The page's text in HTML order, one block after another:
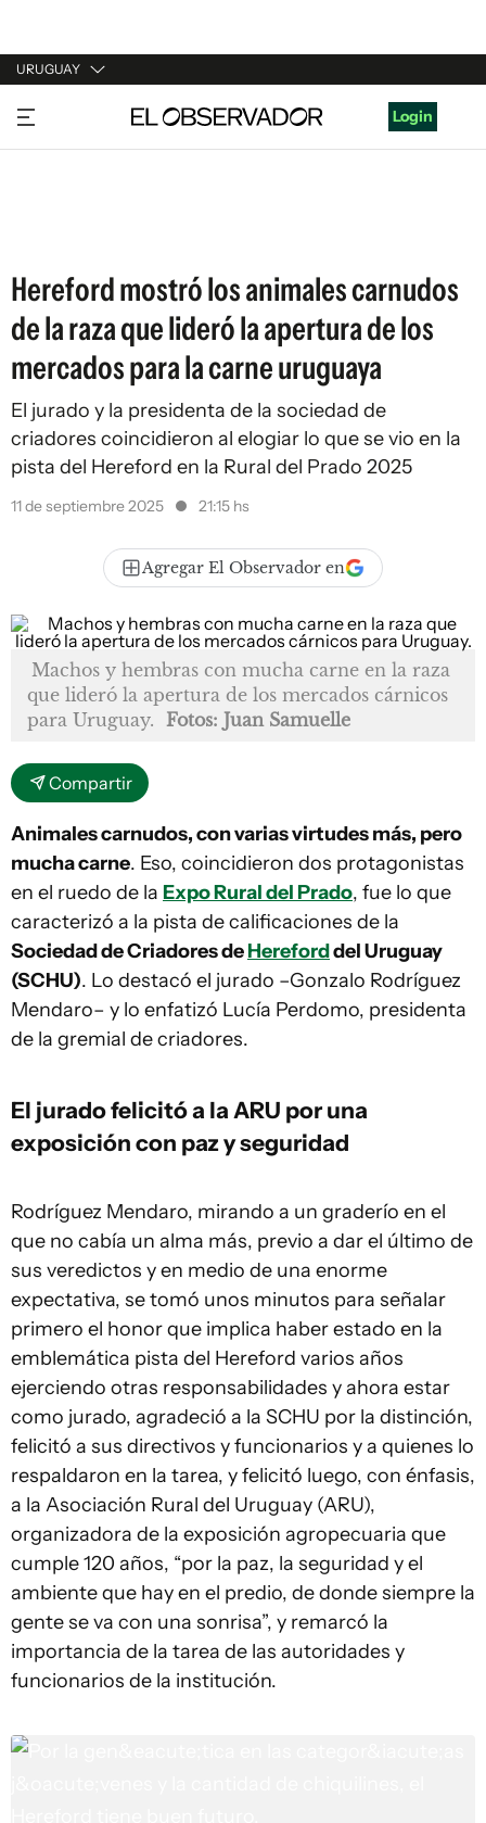
URUGUAY
URUGUAY
ARGENTINA
Login
Hereford mostró los animales carnudos
de la raza que lideró la apertura de los
mercados para la carne uruguaya
El jurado y la presidenta de la sociedad de
criadores coincidieron al elogiar lo que se vio en la
pista del Hereford en la Rural del Prado 2025
11 de septiembre 2025 21:15 hs
Agregar El Observador en
Machos y hembras con mucha carne en la raza
que lideró la apertura de los mercados cárnicos
para Uruguay. Fotos: Juan Samuelle
Compartir
Animales carnudos, con varias virtudes más, pero
mucha carne. Eso, coincidieron dos protagonistas
en el ruedo de la Expo Rural del Prado, fue lo que
caracterizó a la pista de calificaciones de la
Sociedad de Criadores deHereforddel Uruguay
(SCHU). Lo destacó el jurado –Gonzalo Rodríguez
Mendaro– y lo enfatizó Lucía Perdomo, presidenta
de la gremial de criadores.
El jurado felicitó a la ARU por una
exposición con paz y seguridad
Rodríguez Mendaro, mirando a un graderío en el
que no cabía un alma más, previo a dar el último de
sus veredictos y en medio de una enorme
expectativa, se tomó unos minutos para señalar
primero el honor que implica haber estado en la
emblemática pista del Hereford varios años
ejerciendo otras responsabilidades y ahora estar
como jurado, agradeció a la SCHU por la distinción,
felicitó a sus directivos y funcionarios y a quienes lo
respaldaron en la tarea, y felicitó luego, con énfasis,
a la Asociación Rural del Uruguay (ARU),
organizadora de la exposición agropecuaria que
cumple 120 años, “por la paz, la seguridad y el
ambiente que hay en el predio, de donde siempre la
gente se va con una sonrisa”, y remarcó la
importancia de la tarea de las autoridades y
funcionarios de la institución.